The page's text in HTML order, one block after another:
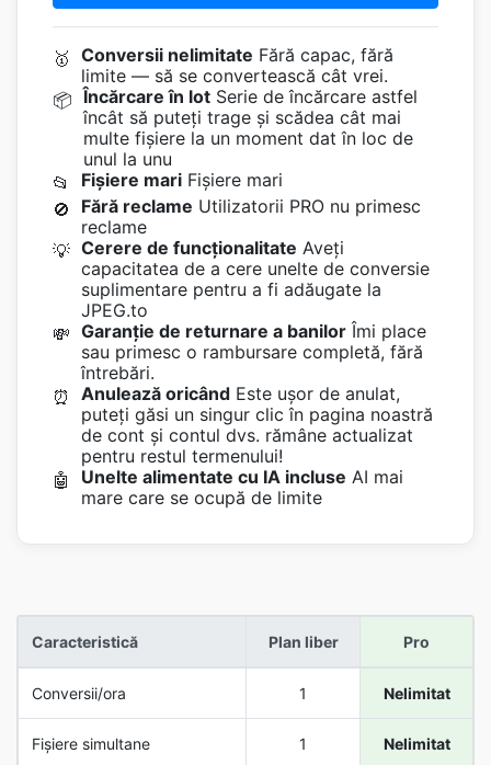
🥇 Conversii nelimitate Fără capac, fără
limite — să se convertească cât vrei.
📦 Încărcare în lot Serie de încărcare astfel
încât să puteți trage și scădea cât mai
multe fișiere la un moment dat în loc de
unul la unu
📂
Fișiere mari Fișiere mari
🚫
Fără reclame Utilizatorii PRO nu primesc
reclame
💡 Cerere de funcționalitate Aveți
capacitatea de a cere unelte de conversie
suplimentare pentru a fi adăugate la
JPEG.to
💸 Garanție de returnare a banilor Îmi place
sau primesc o rambursare completă, fără
întrebări.
⏰
Anulează oricând Este ușor de anulat,
puteți găsi un singur clic în pagina noastră
de cont și contul dvs. rămâne actualizat
pentru restul termenului!
🤖
Unelte alimentate cu IA incluse AI mai
mare care se ocupă de limite
Caracteristică Plan liber Pro
Conversii/ora 1 Nelimitat
Fișiere simultane 1 Nelimitat